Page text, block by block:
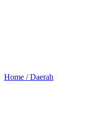
Home /Daerah